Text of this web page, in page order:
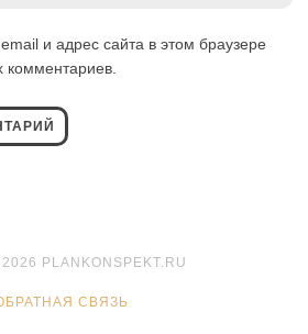
и адрес сайта в этом браузере
PLANKONSPEKT.RU
СВЯЗЬ